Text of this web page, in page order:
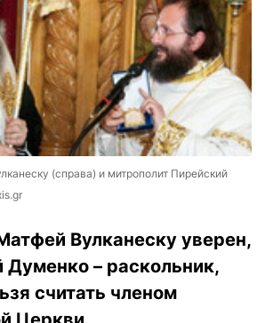
(справа) и митрополит Пирейский
Вулканеску уверен,
Думенко – раскольник,
считать членом